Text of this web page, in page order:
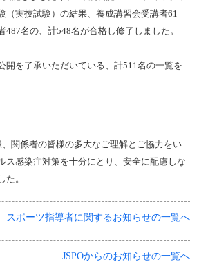
（実技試験）の結果、養成講習会受講者61
487名の、計548名が合格し修了しました。
開を了承いただいている、計511名の一覧を
関係者の皆様の多大なご理解とご協力をい
ス感染症対策を十分にとり、安全に配慮しな
た。
スポーツ指導者に関するお知らせの一覧へ
JSPOからのお知らせの一覧へ